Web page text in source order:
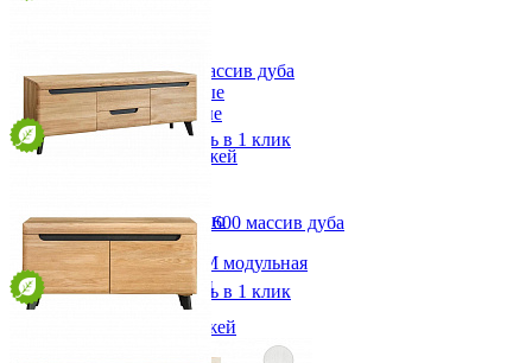
Прихожая
Вешалки напольные
Вешалки настенные
Газетница
Зеркала для прихожей
Наборы в прихожую
Обувницы
Прихожая Вилия-М модульная
Скамьи и банкетки
Тумбы и комоды
Шкафы для прихожей
Полка 1600С Анталия массив дуба
от 18 715 ₽
160х24х24 см
В корзину
Быстро купить в 1 клик
Тумба под ТВ Анталия 1600 массив дуба
от 71 986 ₽
160,2х58х40 см
В корзину Быстро купить в 1 клик